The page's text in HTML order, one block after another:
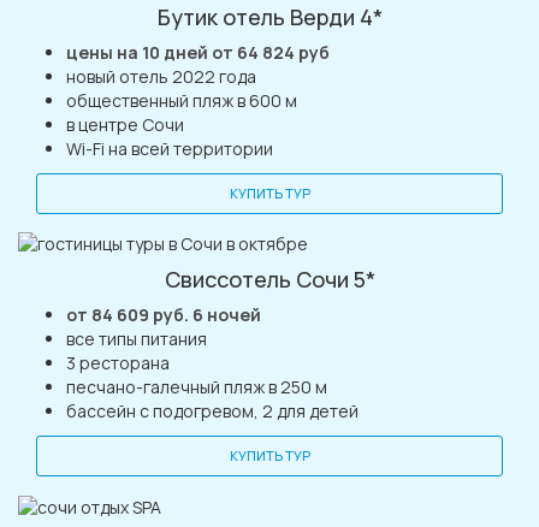
Бутик отель Верди 4*
цены на 10 дней от 64 824 руб
новый отель 2022 года
общественный пляж в 600 м
в центре Сочи
Wi-Fi на всей территории
КУПИТЬ ТУР
Свисcотель Сочи 5*
от 84 609 руб. 6 ночей
все типы питания
3 ресторана
песчано-галечный пляж в 250 м
бассейн с подогревом, 2 для детей
КУПИТЬ ТУР